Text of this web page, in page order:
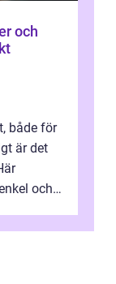
och
både för
är det
och